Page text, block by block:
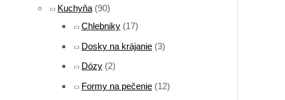
Kuchyňa (90)
Chlebniky (17)
Dosky na krájanie (3)
Dózy (2)
Formy na pečenie (12)